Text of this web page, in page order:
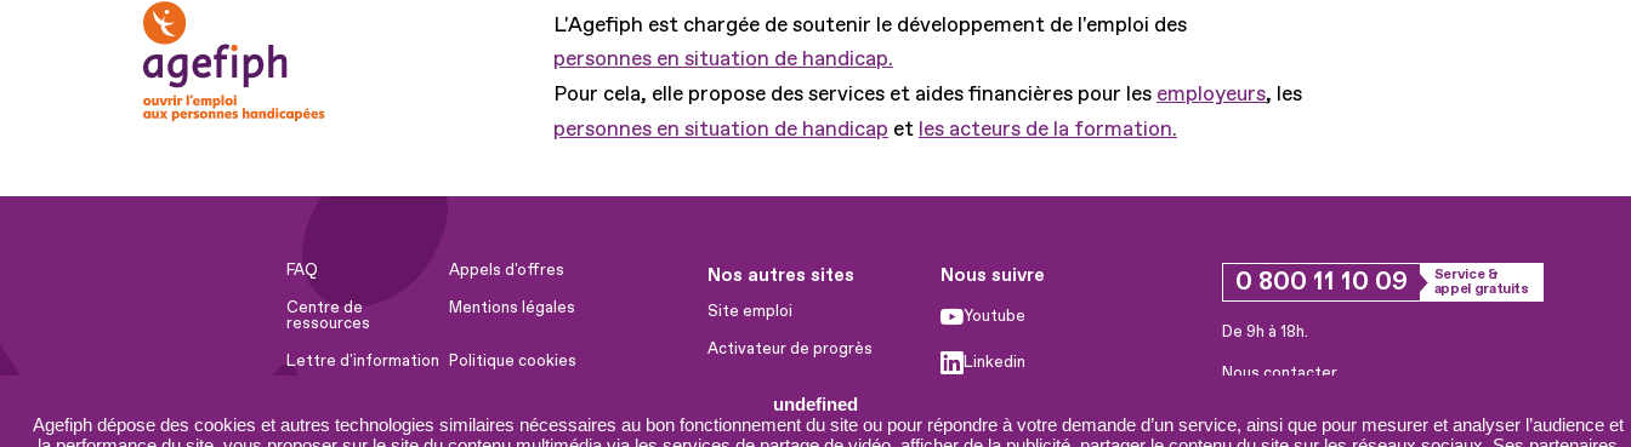
undefined
Agefiph dépose des cookies et autres technologies similaires nécessaires au bon fonctionnement du site ou pour répondre à votre demande d’un service, ainsi que pour mesurer et analyser l’audience et
L'Agefiph est chargée de soutenir le développement de l'emploi des
personnes en situation de handicap.
Pour cela, elle propose des services et aides financières pour les employeurs, les
personnes en situation de handicap et les acteurs de la formation.
FAQ
Appels d'offres
Centre de
ressources
Mentions légales
Lettre d'information Politique cookies
Accessibilité :
Plan du site
Nos autres sites
Site emploi
Activateur de progrès
Innovation et recherche
Nous suivre
Youtube
Linkedin
0 800 11 10 09
Service &
appel gratuits
De 9h à 18h.
Nous contacter